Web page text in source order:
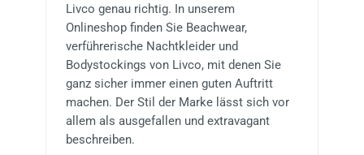
Livco genau richtig. In unserem
Onlineshop finden Sie Beachwear,
verführerische Nachtkleider und
Bodystockings von Livco, mit denen Sie
ganz sicher immer einen guten Auftritt
machen. Der Stil der Marke lässt sich vor
allem als ausgefallen und extravagant
beschreiben.